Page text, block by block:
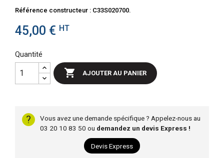
Référence constructeur : C33S020700.
45,00 € HT
Quantité
 AJOUTER AU PANIER
?
Vous avez une demande spécifique ? Appelez-nous au
03 20 10 83 50 ou demandez un devis Express !
Devis Express